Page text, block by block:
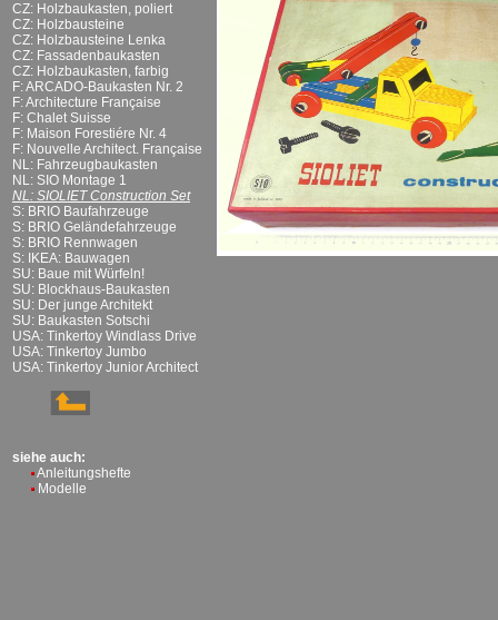
CZ: Holzbaukasten, poliert
CZ: Holzbausteine
CZ: Holzbausteine Lenka
CZ: Fassadenbaukasten
CZ: Holzbaukasten, farbig
F: ARCADO-Baukasten Nr. 2
F: Architecture Française
F: Chalet Suisse
F: Maison Forestiére Nr. 4
F: Nouvelle Architect. Française
NL: Fahrzeugbaukasten
NL: SIO Montage 1
NL: SIOLIET Construction Set
S: BRIO Baufahrzeuge
S: BRIO Geländefahrzeuge
S: BRIO Rennwagen
S: IKEA: Bauwagen
SU: Baue mit Würfeln!
SU: Blockhaus-Baukasten
SU: Der junge Architekt
SU: Baukasten Sotschi
USA: Tinkertoy Windlass Drive
USA: Tinkertoy Jumbo
USA: Tinkertoy Junior Architect
siehe auch:
Anleitungshefte
Modelle